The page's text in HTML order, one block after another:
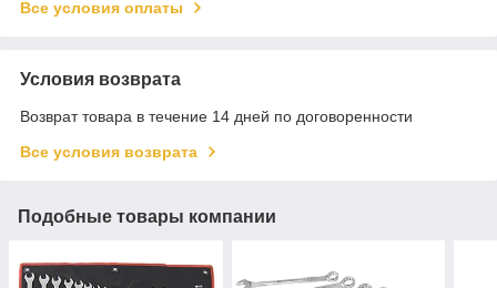
Все условия оплаты
Условия возврата
Возврат товара в течение 14 дней по договоренности
Все условия возврата
Подобные товары компании